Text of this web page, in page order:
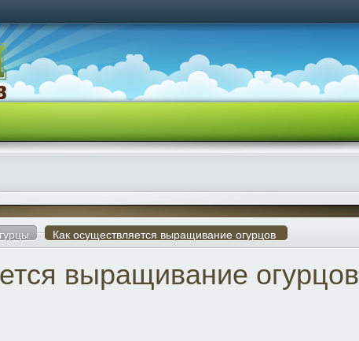
Как осуществляется выращивание огурцов
выращивание огурцов